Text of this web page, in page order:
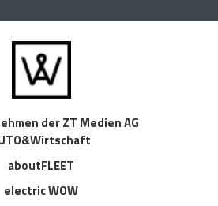
der ZT Medien AG
aboutFLEET
electric WOW